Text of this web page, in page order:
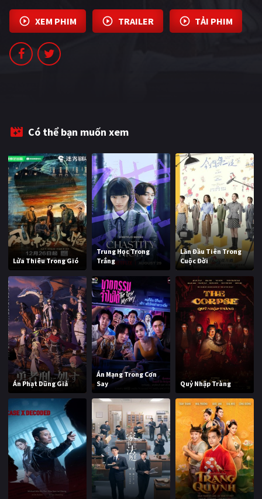
XEM PHIM TRAILER TẢI PHIM
Có thể bạn muốn xem
Lửa Thiêu Trong Gió
Trung Học Trong
Trắng
Lần Đầu Tiên Trong
Cuộc Đời
Án Phạt Dũng Giả
Án Mạng Trong Cơn
Say
Quỷ Nhập Tràng